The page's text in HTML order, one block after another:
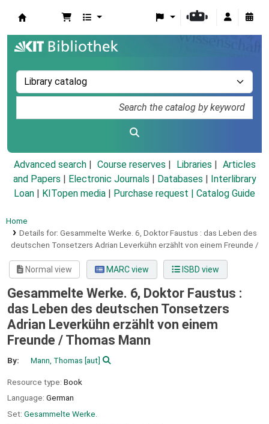
Advanced search Course reserves Libraries
Articles
and Papers
Electronic Journals Databases
Interlibrary
Loan
KITopen media Purchase request | Catalog Guide
Home
Details for: Gesammelte Werke. 6, Doktor Faustus : das Leben des
deutschen Tonsetzers Adrian Leverkühn erzählt von einem Freunde /
Normal view MARC view ISBD view
Gesammelte Werke. 6, Doktor Faustus :
das Leben des deutschen Tonsetzers
Adrian Leverkühn erzählt von einem
Freunde / Thomas Mann
By: Mann, Thomas [aut]
Resource type: Book
Language: German
Set: Gesammelte Werke.